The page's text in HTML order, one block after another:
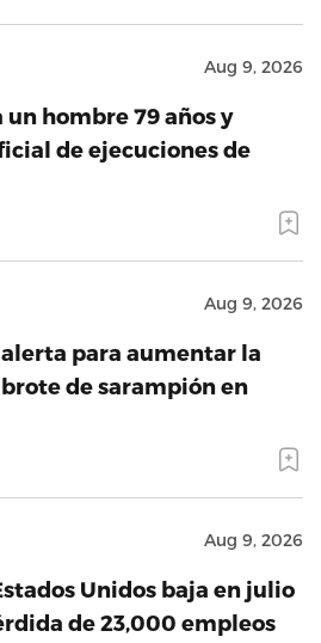
Aug 9, 2026
hombre 79 años y
de ejecuciones de
Aug 9, 2026
alerta para aumentar la
de sarampión en
Aug 9, 2026
Unidos baja en julio
de 23,000 empleos